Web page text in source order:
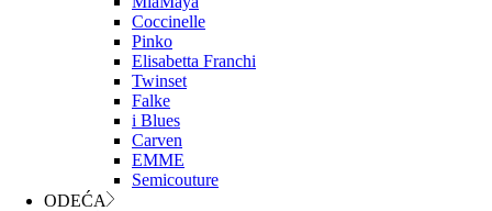
Coccinelle
Pinko
Elisabetta Franchi
Twinset
Falke
i Blues
Carven
EMME
Semicouture
ODEĆA